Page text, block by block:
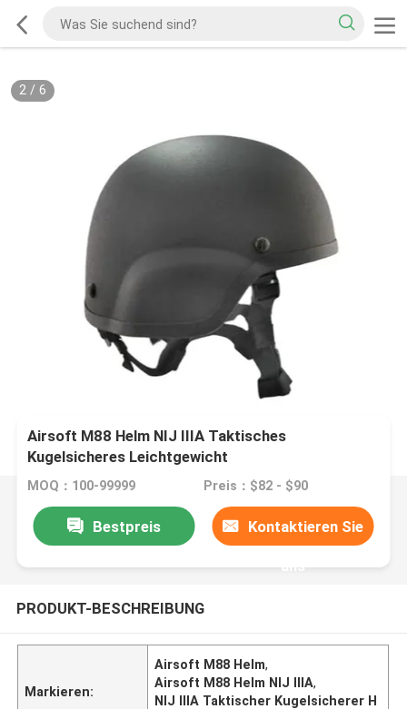
2/ 6
Airsoft M88 Helm NIJ IIIA Taktisches
Kugelsicheres Leichtgewicht
MOQ：100-99999 Preis：$82 - $90
Bestpreis Kontaktieren Sie
uns
PRODUKT-BESCHREIBUNG
Markieren:
Airsoft M88 Helm,
Airsoft M88 Helm NIJ IIIA,
NIJ ​​IIIA Taktischer Kugelsicherer H